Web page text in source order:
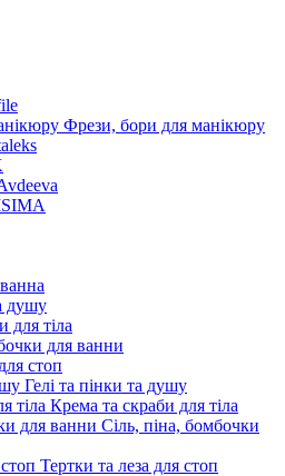
Фрези, бори для манікюру
душу
для тіла
для ванни
стоп
Гелі та пінки та душу
Крема та скраби для тіла
Сіль, піна, бомбочки
Тертки та леза для стоп